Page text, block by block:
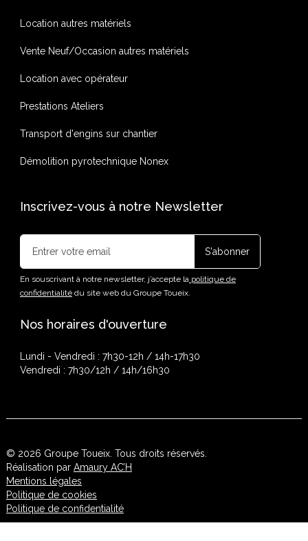
Location autres matériels
Vente Neuf/Occasion autres matériels
Location avec opérateur
Prestations Ateliers
Transport d'engins sur chantier
Démolition pyrotechnique Nonex
Inscrivez-vous à notre Newsletter
En souscrivant à notre newsletter, j’accepte lapolitique de
confidentialitédu site web du Groupe Toueix.
Nos horaires d'ouverture
Lundi - Vendredi : 7h30-12h / 14h-17h30
Vendredi : 7h30/12h / 14h/16h30
© 2026 Groupe Toueix. Tous droits réservés.
Réalisation par Amaury AC’H
Mentions légales
Politique de cookies
Politique de confidentialité